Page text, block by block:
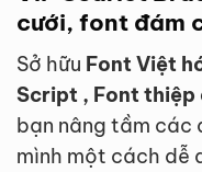
cưới, font đám
Sở hữu Font Việt
Script , Font
bạn nâng tầm các
mình một cách dễ